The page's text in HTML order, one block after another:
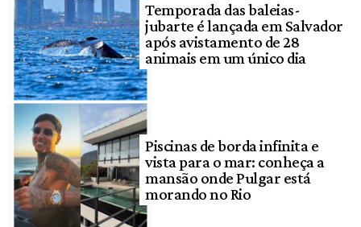
Temporada das baleias-
jubarte é lançada em Salvador
após avistamento de 28
animais em um único dia
Piscinas de borda infinita e
vista para o mar: conheça a
mansão onde Pulgar está
morando no Rio